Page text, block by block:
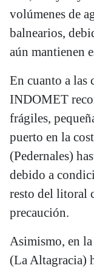
volúmenes de
balnearios,
aún mantienen
En cuanto a las
INDOMET
frágiles,
puerto en la
(Pedernales)
debido a
resto del litoral
precaución.
Asimismo, en la
(La Altagracia)